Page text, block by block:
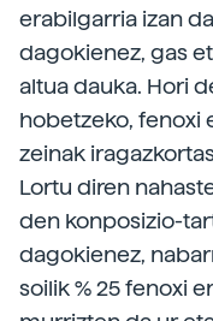
erabilgarria izan
dagokienez, gas
altua dauka. Hori
hobetzeko, fenoxi
zeinak
Lortu diren
den konposizio-
dagokienez,
soilik % 25 fenoxi